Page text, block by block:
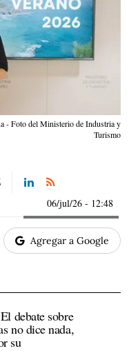
- Foto del Ministerio de Industria y
Turismo
06/jul/26 - 12:48
Agregar a Google
debate sobre
no dice nada,
su